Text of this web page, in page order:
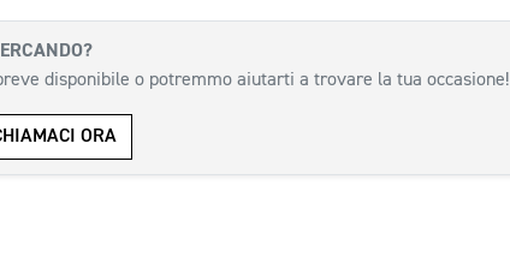
disponibile o potremmo aiutarti a trovare la tua occasione!
ORA